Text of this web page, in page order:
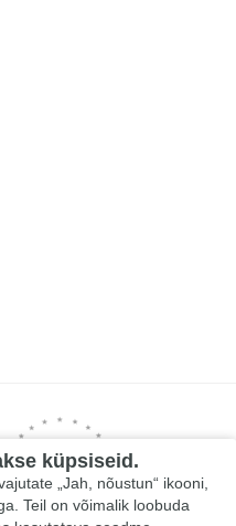
küpsiseid.
„Jah, nõustun“ ikooni,
Teil on võimalik loobuda